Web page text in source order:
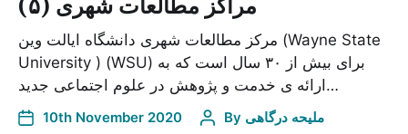
مراکز مطالعات شهری (۵)
مرکز مطالعات شهری دانشگاه ایالت وین (Wayne State
University ) (WSU) برای بیش از ۳۰ سال است که به
ارائه ی خدمت و پژوهش در علوم اجتماعی جدید…
10th November 2020 By ملیحه درگاهی